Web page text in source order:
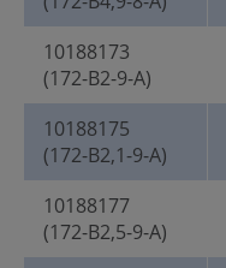
10188173
(172-B2-9-A)
10188175
(172-B2,1-9-A)
10188177
(172-B2,5-9-A)